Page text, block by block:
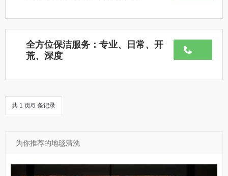
全方位保洁服务：专业、日常、开
荒、深度
共 1 页/5 条记录
为你推荐的地毯清洗